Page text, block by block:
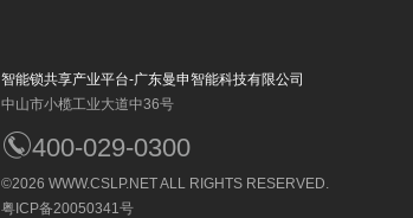
智能锁共享产业平台-广东曼申智能科技有限公司
中山市小榄工业大道中36号
400-029-0300
©2026 WWW.CSLP.NETALL RIGHTS RESERVED.
粤ICP备20050341号